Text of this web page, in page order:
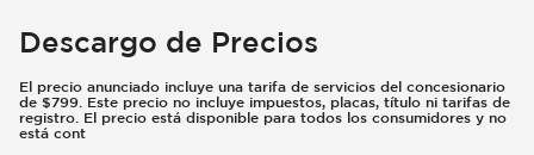
Descargo de Precios
El precio anunciado incluye una tarifa de servicios del concesionario
de $799. Este precio no incluye impuestos, placas, título ni tarifas de
registro. El precio está disponible para todos los consumidores y no
está cont